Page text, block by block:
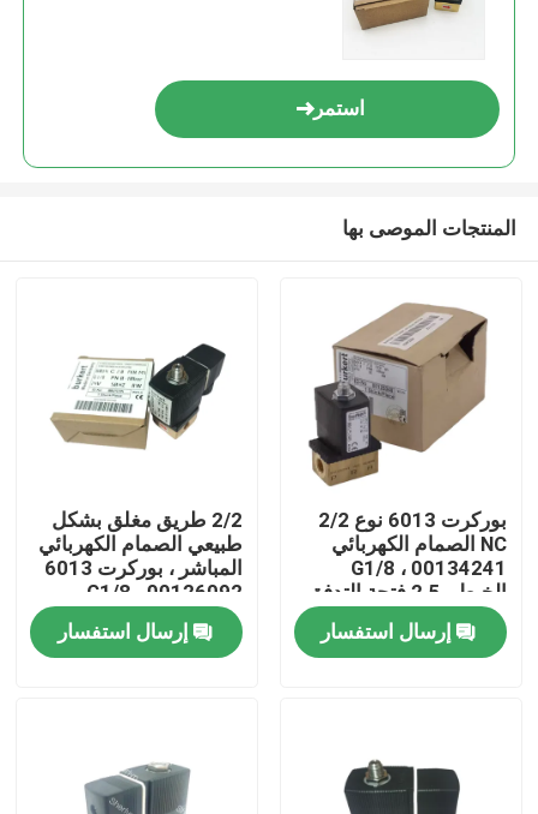
المنزل
فيديوهات
استمر
المنتجات الموصى بها
بوركرت 6013 نوع 2/2
NC الصمام الكهربائي
00134241 ، G1/8
الخيط ، 2.5 فتحة التدفق
، FKM الحجاب ، بيت
النحاس ، 24V AC ، ضغط
العمل 0 ~ 16bar
إرسال استفسار
2/2 طريق مغلق بشكل
طبيعي الصمام الكهربائي
المباشر ، بوركرت 6013
00126092 ، G1/8
الخيوط ، 3.0mm فتحة ،
جسم النحاس ، FKM
الختم ، 24VAC 8W ، 0-
إرسال استفسار